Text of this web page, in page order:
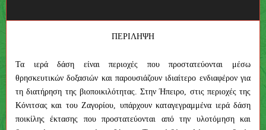
ΠΕΡΙΛΗΨΗ
Τα ιερά δάση είναι περιοχές που προστατεύονται μέσω
θρησκευτικών δοξασιών και παρουσιάζουν ιδιαίτερο ενδιαφέρον για
τη διατήρηση της βιοποικιλότητας. Στην Ήπειρο, στις περιοχές της
Κόνιτσας και του Ζαγορίου, υπάρχουν καταγεγραμμένα ιερά δάση
ποικίλης έκτασης που προστατεύονται από την υλοτόμηση και